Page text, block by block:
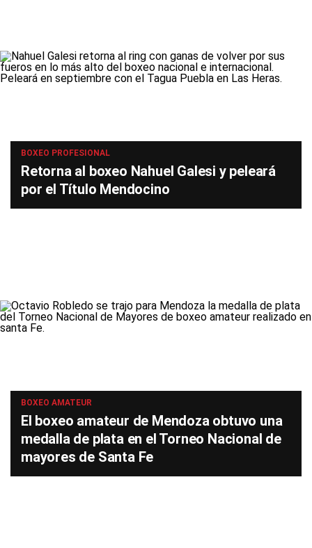
BOXEO PROFESIONAL
Retorna al boxeo Nahuel Galesi y peleará
por el Título Mendocino
BOXEO AMATEUR
El boxeo amateur de Mendoza obtuvo una
medalla de plata en el Torneo Nacional de
mayores de Santa Fe